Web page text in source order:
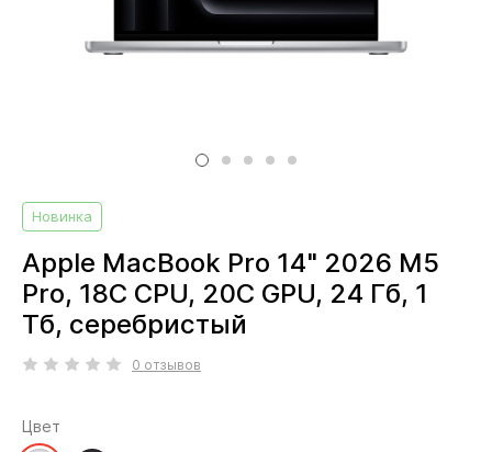
Новинка
Apple MacBook Pro 14" 2026 M5
Pro, 18C CPU, 20C GPU, 24 Гб, 1
Тб, серебристый
0 отзывов
Цвет